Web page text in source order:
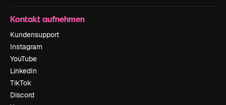
Kontakt aufnehmen
Kundensupport
Instagram
YouTube
LinkedIn
TikTok
Discord